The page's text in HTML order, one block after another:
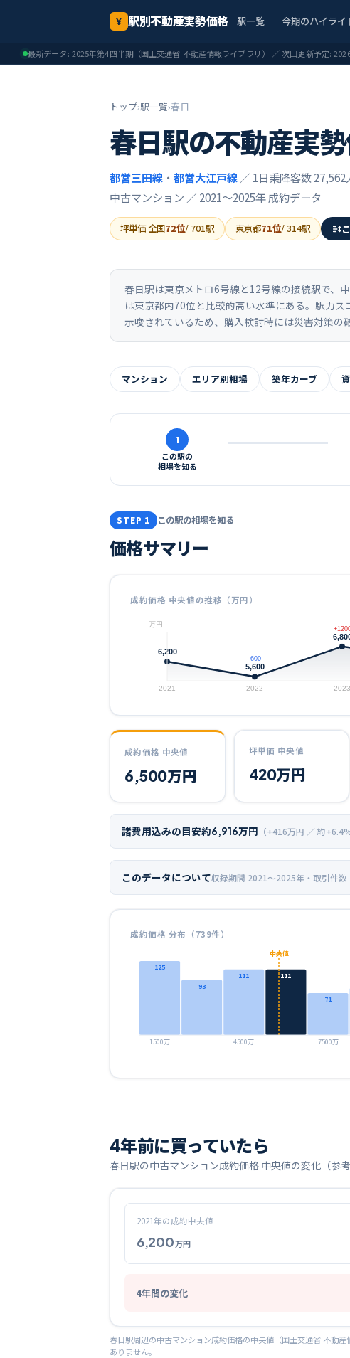
¥ 駅別不動産実勢価格 駅一覧 今期のハイライ
最新データ: 2025年第4四半期（国土交通省 不動産情報ライブラリ） ／ 次回更新予定:
トップ›駅一覧›春日
春日駅の不動産実
都営三田線 ・ 都営大江戸線 ／ 1日乗降客数 27,562
中古マンション ／2021〜2025年成約データ
坪単価 全国72位/ 701駅 東京都71位/314駅
春日駅は東京メトロ6号線と12号線の接続駅で、
は東京都内70位と比較的高い水準にある。駅力
示唆されているため、購入検討時には災害対策の
マンション エリア別相場 築年カーブ
1
この駅の
相場を知る
STEP 1 この駅の相場を知る
価格サマリー
成約価格 中央値の推移（万円）
万円
6,200
2021
5,600
-600
2022 2023
成約価格 中央値
6,500万円
坪単価 中央値
420万円
諸費用込みの目安約6,916万円 （+416万円 ／ 約+6.4
このデータについて収録期間 2021〜2025年 ・取引件数
成約価格 分布（739件）
125
93
111 111
71
1500万 4500万 7500万
中央値
4年前に買っていたら
春日駅の中古マンション成約価格 中央値の変化（参考
2021年の成約中央値
6,200万円
4年間の変化
春日駅周辺の中古マンション成約価格の中央値（国土交通省 不動
ありません。